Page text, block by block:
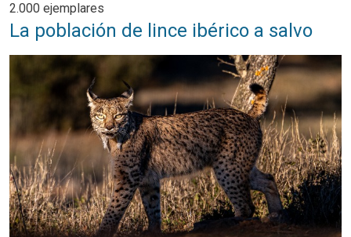
2.000 ejemplares
La población de lince ibérico a salvo